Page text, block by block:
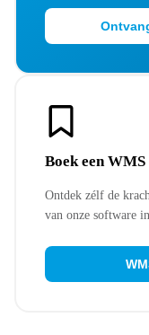
Boek een WMS
Ontdek zélf de
van onze software